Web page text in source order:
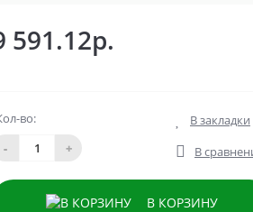
591.12р.
во:
-
+
В закладки
В
В КОРЗИНУ